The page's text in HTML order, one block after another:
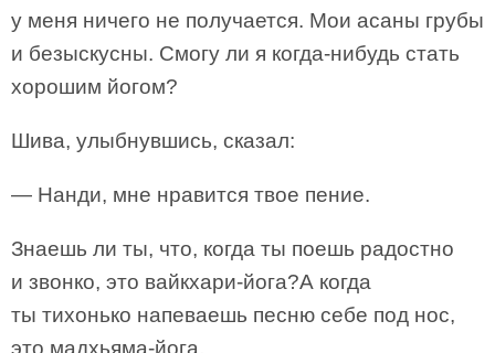
у меня ничего не получается. Мои асаны грубы
и безыскусны. Смогу ли я когда-нибудь стать
хорошим йогом?
Шива, улыбнувшись, сказал:
— Нанди, мне нравится твое пение.
Знаешь ли ты, что, когда ты поешь радостно
и звонко, это вайкхари-йога?А когда
ты тихонько напеваешь песню себе под нос,
это мадхьяма-йога.